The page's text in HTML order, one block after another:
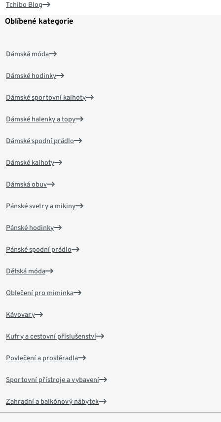
Tchibo Blog
Oblíbené kategorie
Dámská móda
Dámské hodinky
Dámské sportovní kalhoty
Dámské halenky a topy
Dámské spodní prádlo
Dámské kalhoty
Dámská obuv
Pánské svetry a mikiny
Pánské hodinky
Pánské spodní prádlo
Dětská móda
Oblečení pro miminka
Kávovary
Kufry a cestovní příslušenství
Povlečení a prostěradla
Sportovní přístroje a vybavení
Zahradní a balkónový nábytek